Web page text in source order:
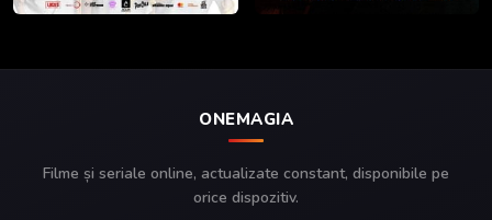
ONEMAGIA
Filme și seriale online, actualizate constant, disponibile pe
orice dispozitiv.